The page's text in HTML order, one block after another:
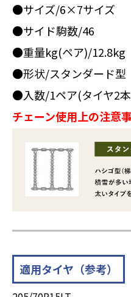
●サイズ/6×7サイズ
●サイド駒数/46
●重量kg(ペア)/12.8kg
●形状/スタンダード型
●入数/1ペア(タイヤ2
チェーン使用上の注意
適用タイヤ（参考）